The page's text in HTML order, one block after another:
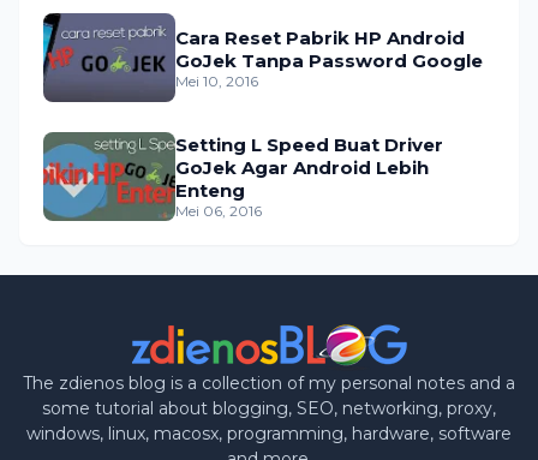
Cara Reset Pabrik HP Android
GoJek Tanpa Password Google
Mei 10, 2016
Setting L Speed Buat Driver
GoJek Agar Android Lebih
Enteng
Mei 06, 2016
The zdienos blog is a collection of my personal notes and a
some tutorial about blogging, SEO, networking, proxy,
windows, linux, macosx, programming, hardware, software